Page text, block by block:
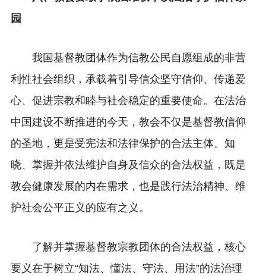
园
我国基督教团体作为信教公民自愿组成的非营
利性社会组织，承载着引导信众坚守信仰、传递爱
心、促进宗教和睦与社会稳定的重要使命。在法治
中国建设不断推进的今天，教会不仅是基督教信仰
的圣地，更是受宪法和法律保护的合法主体。知
晓、掌握并依法维护自身及信众的合法权益，既是
教会健康发展的内在需求，也是践行法治精神、维
护社会公平正义的应有之义。
了解并掌握基督教宗教团体的合法权益，核心
要义在于树立“知法、懂法、守法、用法”的法治理